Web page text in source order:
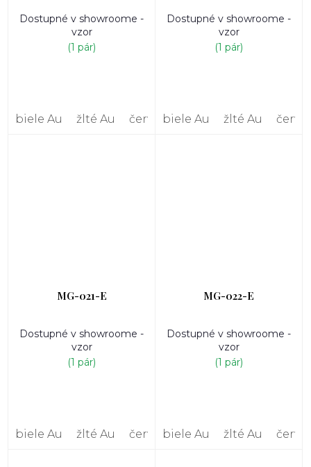
Dostupné v showroome -
vzor
(1 pár)
biele Au žlté Au červené Au
Dostupné v showroome -
vzor
(1 pár)
biele Au žlté Au
MG-021-E
Dostupné v showroome -
vzor
(1 pár)
biele Au žlté Au červené Au
MG-022-E
Dostupné v showroome -
vzor
(1 pár)
biele Au žlté Au